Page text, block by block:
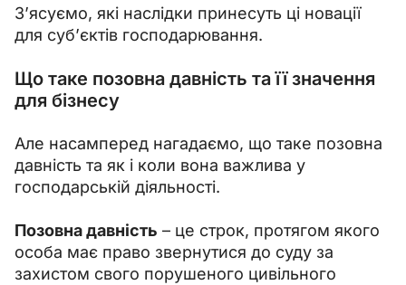
З’ясуємо, які наслідки принесуть ці новації
для суб’єктів господарювання.
Що таке позовна давність та її значення
для бізнесу
Але насамперед нагадаємо, що таке позовна
давність та як і коли вона важлива у
господарській діяльності.
Позовна давність – це строк, протягом якого
особа має право звернутися до суду за
захистом свого порушеного цивільного